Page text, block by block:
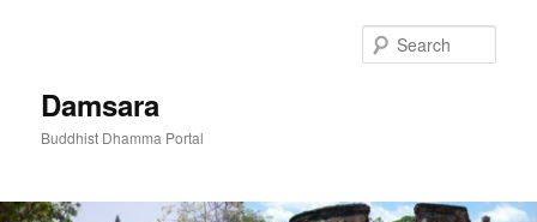
Damsara
Buddhist Dhamma Portal